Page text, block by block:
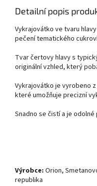
Detailní popis
Vykrajovátko ve tvaru
pečení tematického
Tvar čertovy hlavy s
originální vzhled, který
Vykrajovátko je vyrobeno
které umožňuje precizní
Snadno se čistí a je
Výrobce: Orion,
republika